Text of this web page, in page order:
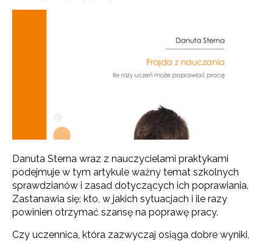
Danuta Sterna wraz z nauczycielami praktykami
podejmuje w tym artykule ważny temat szkolnych
sprawdzianów i zasad dotyczących ich poprawiania.
Zastanawia się: kto, w jakich sytuacjach i ile razy
powinien otrzymać szansę na poprawę pracy.
Czy uczennica, która zazwyczaj osiąga dobre wyniki,